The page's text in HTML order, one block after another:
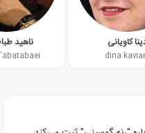
کاویانی
dina
ناهید